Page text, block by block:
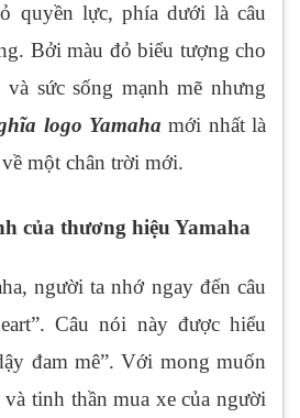
quyền lực, phía dưới là câu
Bởi màu đỏ biểu tượng cho
sức sống mạnh mẽ nhưng
logo Yamaha mới nhất là
một chân trời mới.
của thương hiệu Yamaha
người ta nhớ ngay đến câu
Câu nói này được hiểu
đam mê”. Với mong muốn
tinh thần mua xe của người